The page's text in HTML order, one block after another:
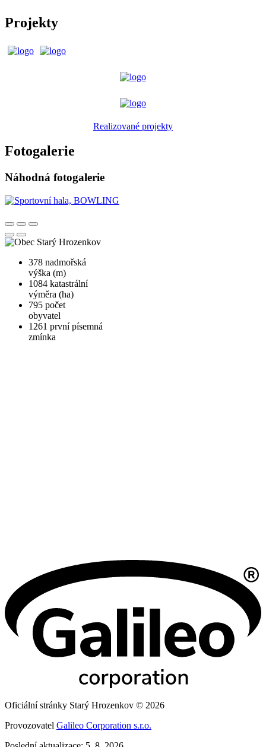
Projekty
Realizované projekty
Fotogalerie
Náhodná fotogalerie
378 nadmořská
výška (m)
1084 katastrální
výměra (ha)
795 počet
obyvatel
1261 první písemná
zmínka
Oficiální stránky Starý Hrozenkov © 2026
Provozovatel Galileo Corporation s.r.o.